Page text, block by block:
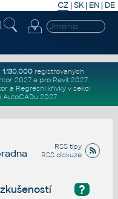
CZ | SK| EN | DE
1.130.000registrovaných
2027a pro Revit 2027.
a Regresní křivkyv sekci
AutoCADu 2027.
RSS tipy
RSS diskuze
?